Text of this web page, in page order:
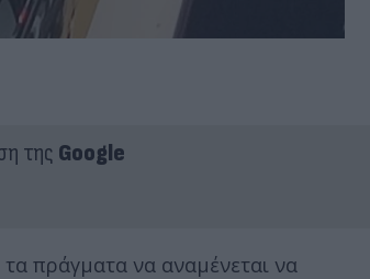
της Google
πράγματα να αναμένεται να